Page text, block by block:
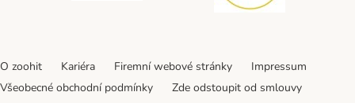
O zoohit Kariéra Firemní webové stránky
Impressum
Všeobecné obchodní podmínky
Zde odstoupit od smlouvy